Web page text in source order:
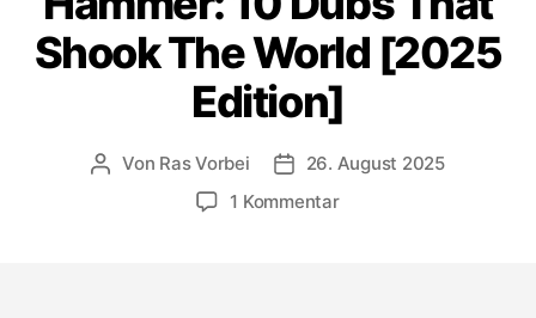
Shook The World [2025
Edition]
Beitragsautor
Von Ras Vorbei Veröffentlichungsdatum
26. August 2025
1 Kommentarzu